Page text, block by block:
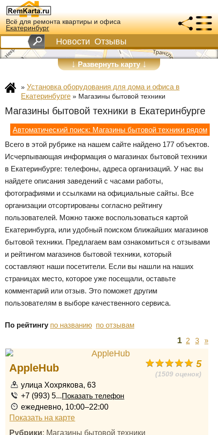
Всё для ремонта квартиры и офиса
Екатеринбург
Новости Отзывы
↓Развернуть карту↓
» Установка оборудования для дома и офиса в
Екатеринбурге » Магазины бытовой техники
Магазины бытовой техники в Екатеринбурге
Автоматический поиск: Магазины бытовой техники рядом
Всего в этой рубрике на нашем сайте найдено 177 объектов.
Исчерпывающая информация о магазинах бытовой техники
в Екатеринбурге: телефоны, адреса организаций. У нас вы
найдете описания заведений с часами работы,
фотографиями и ссылками на официальные сайты. Все
организации отсортированы согласно рейтингу
пользователей. Можно также воспользоваться картой
Екатеринбурга, или удобный поиском ближайших магазинов
бытовой техники. Предлагаем вам ознакомиться с отзывами
и рейтингом магазинов бытовой техники, который
составляют наши посетители. Если вы нашли на наших
страницах место, которое уже посещали, оставьте
комментарий или отзыв. Это поможет другим
пользователям в выборе качественного сервиса.
По рейтингу по названию по отзывам
1 2 3 »
5
(1509 оценок)
AppleHub
улица Хохрякова, 63
+7 (993) 5...Показать телефон
ежедневно, 10:00–22:00
Показать на карте
Рубрики: Магазины бытовой техники